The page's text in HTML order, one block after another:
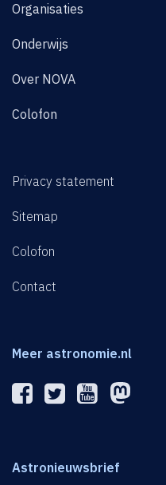
Organisaties
Onderwijs
Over NOVA
Colofon
Privacy statement
Sitemap
Colofon
Contact
Meer astronomie.nl
Astronieuwsbrief